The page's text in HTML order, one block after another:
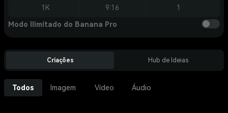
1K 9:16 1
Modo Ilimitado do Banana Pro
Criações Hub de Ideias
Todos Imagem Vídeo Áudio